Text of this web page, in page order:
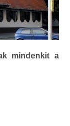
mindenkit a